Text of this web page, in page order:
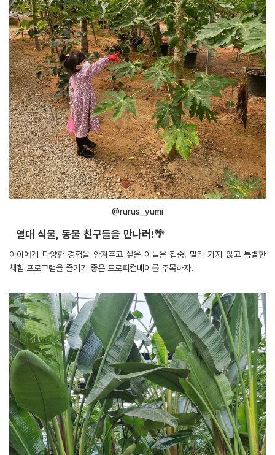
@rurus_yumi
열대 식물, 동물 친구들을 만나러!🌴
아이에게 다양한 경험을 안겨주고 싶은 이들은 집중! 멀리 가지 않고 특별한
체험 프로그램을 즐기기 좋은 트로피컬베이를 주목하자.